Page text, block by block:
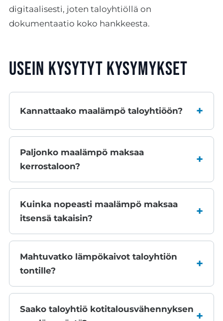
digitaalisesti, joten taloyhtiöllä on
dokumentaatio koko hankkeesta.
Usein kysytyt kysymykset
Kannattaako maalämpö taloyhtiöön?
Paljonko maalämpö maksaa
kerrostaloon?
Kuinka nopeasti maalämpö maksaa
itsensä takaisin?
Mahtuvatko lämpökaivot taloyhtiön
tontille?
Saako taloyhtiö kotitalousvähennyksen